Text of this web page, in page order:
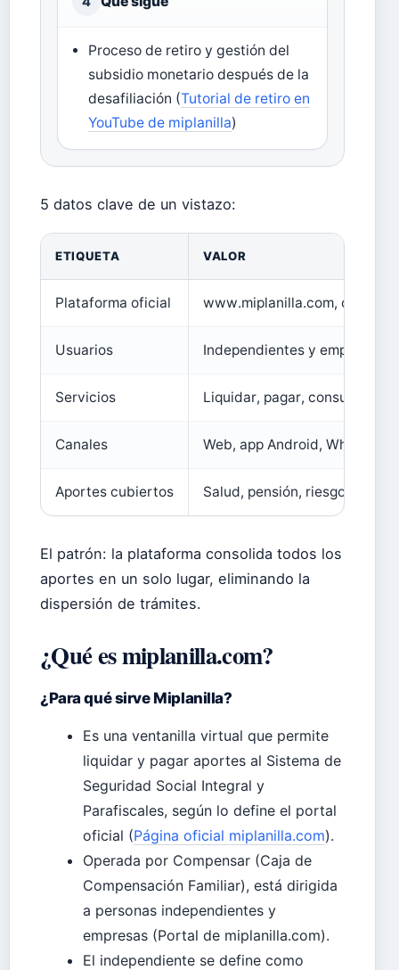
Proceso de retiro y gestión del
subsidio monetario después de la
desafiliación (Tutorial de retiro en
YouTube de miplanilla)
5 datos clave de un vistazo:
ETIQUETA VALOR
Plataforma oficial www.miplanilla.com, operada
Usuarios Independientes y empresas
Servicios Liquidar, pagar, consultar y
Canales Web, app Android,
Aportes cubiertos Salud, pensión, riesgos
El patrón: la plataforma consolida todos los
aportes en un solo lugar, eliminando la
dispersión de trámites.
¿Qué es miplanilla.com?
¿Para qué sirve Miplanilla?
Es una ventanilla virtual que permite
liquidar y pagar aportes al Sistema de
Seguridad Social Integral y
Parafiscales, según lo define el portal
oficial (Página oficial miplanilla.com).
Operada por Compensar (Caja de
Compensación Familiar), está dirigida
a personas independientes y
empresas (Portal de miplanilla.com).
El independiente se define como